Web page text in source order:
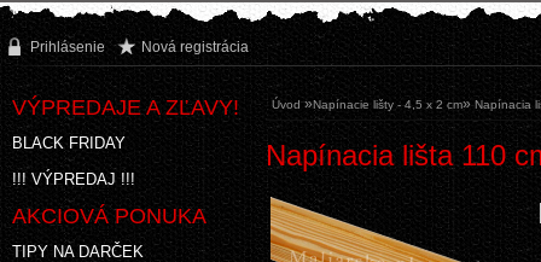
Prihlásenie Nová registrácia
VÝPREDAJE A ZĽAVY!
BLACK FRIDAY
!!! VÝPREDAJ !!!
AKCIOVÁ PONUKA
TIPY NA DARČEK
Úvod »Napínacie lišty - 4,5 x 2 cm» Napínacia
Napínacia lišta 110